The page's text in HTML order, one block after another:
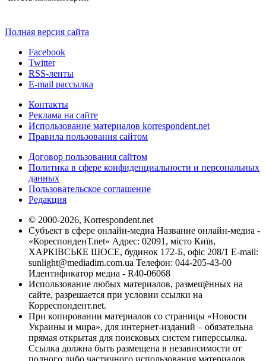
Полная версия сайта
Facebook
Twitter
RSS-ленты
E-mail рассылка
Контакты
Реклама на сайте
Использование материалов korrespondent.net
Правила пользования сайтом
Договор пользования сайтом
Политика в сфере конфиденциальности и персональных
данных
Пользовательское соглашение
Редакция
© 2000-2026, Korrespondent.net
Субъект в сфере онлайн-медиа Название онлайн-медиа -
«КореспонденТ.net» Адрес: 02091, місто Київ,
ХАРКІВСЬКЕ ШОСЕ, будинок 172-Б, офіс 208/1 E-mail:
sunlight@mediadim.com.ua Телефон: 044-205-43-00
Идентификатор медиа - R40-06068
Использование любых материалов, размещённых на
сайте, разрешается при условии ссылки на
Корреспондент.net.
При копировании материалов со страницы «Новости
Украины и мира», для интернет-изданий – обязательна
прямая открытая для поисковых систем гиперссылка.
Ссылка должна быть размещена в независимости от
полного либо частичного использования материалов.